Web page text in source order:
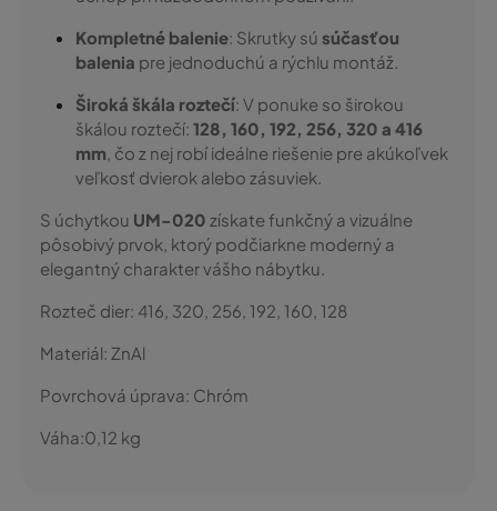
Kompletné balenie: Skrutky sú súčasťou
balenia pre jednoduchú a rýchlu montáž.
Široká škála roztečí: V ponuke so širokou
škálou roztečí: 128, 160, 192, 256, 320 a 416
mm, čo z nej robí ideálne riešenie pre akúkoľvek
veľkosť dvierok alebo zásuviek.
S úchytkou UM-020 získate funkčný a vizuálne
pôsobivý prvok, ktorý podčiarkne moderný a
elegantný charakter vášho nábytku.
Rozteč dier: 416, 320, 256, 192, 160, 128
Materiál: ZnAl
Povrchová úprava: Chróm
Váha:0,12 kg